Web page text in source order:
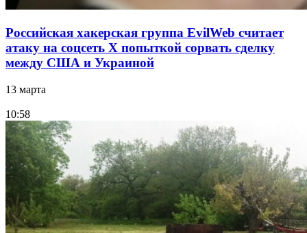
Российская хакерская группа EvilWeb считает
атаку на соцсеть Х попыткой сорвать сделку
между США и Украиной
13 марта
10:58